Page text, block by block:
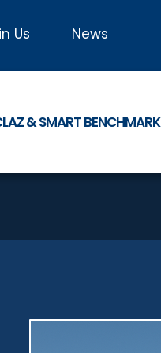
Us News
& SMART BENCHMARK